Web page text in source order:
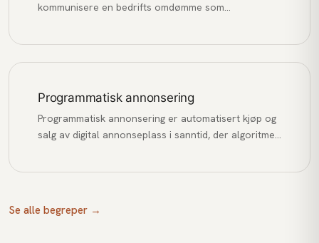
kommunisere en bedrifts omdømme som
Programmatisk annonsering
Programmatisk annonsering er automatisert kjøp og
salg av digital annonseplass i sanntid, der algoritmer
Se alle begreper →